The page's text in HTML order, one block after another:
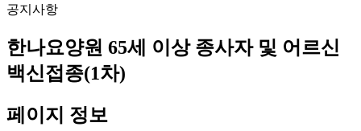
공지사항
한나요양원 65세 이상 종사자 및 어르신
백신접종(1차)
페이지 정보